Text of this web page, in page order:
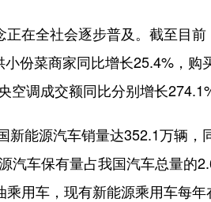
在全社会逐步普及。截至目前
份菜商家同比增长25.4%，购
调成交额同比分别增长
能源汽车销量达352.1万辆，
汽车保有量占我国汽车总量的
用车，现有新能源乘用车每